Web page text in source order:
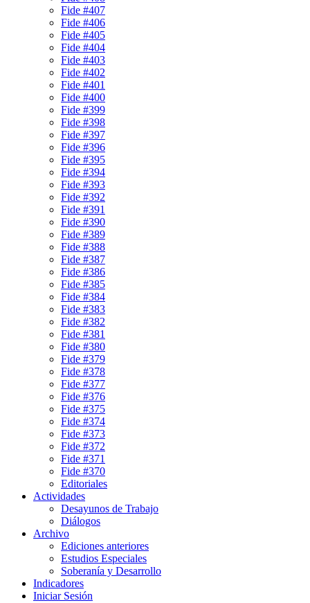
Fide #407
Fide #406
Fide #405
Fide #404
Fide #403
Fide #402
Fide #401
Fide #400
Fide #399
Fide #398
Fide #397
Fide #396
Fide #395
Fide #394
Fide #393
Fide #392
Fide #391
Fide #390
Fide #389
Fide #388
Fide #387
Fide #386
Fide #385
Fide #384
Fide #383
Fide #382
Fide #381
Fide #380
Fide #379
Fide #378
Fide #377
Fide #376
Fide #375
Fide #374
Fide #373
Fide #372
Fide #371
Fide #370
Editoriales
Actividades
Desayunos de Trabajo
Diálogos
Archivo
Ediciones anteriores
Estudios Especiales
Soberanía y Desarrollo
Indicadores
Iniciar Sesión